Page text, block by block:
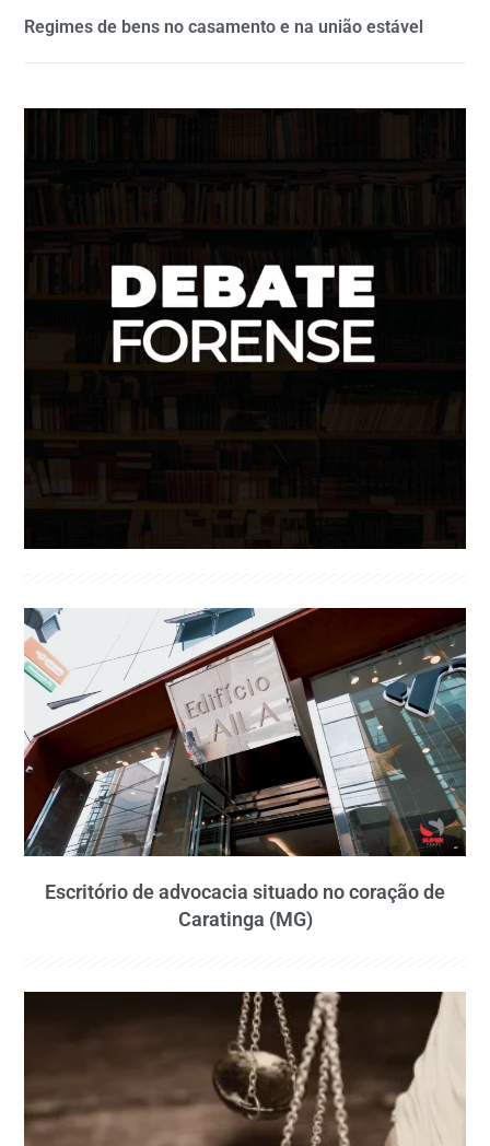
Regimes de bens no casamento e na união estável
Escritório de advocacia situado no coração de
Caratinga (MG)